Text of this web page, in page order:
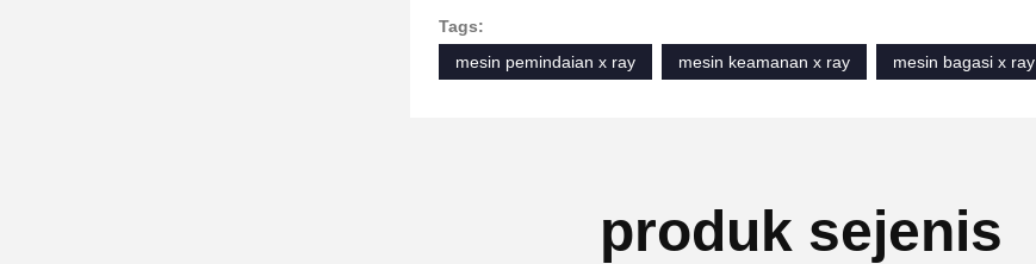
Tags:
mesin pemindaian x ray
mesin keamanan x ray mesin bagasi x ray
produk sejenis